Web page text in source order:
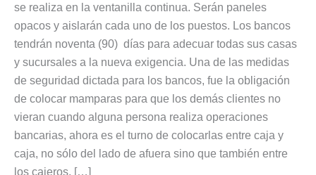
se realiza en la ventanilla continua. Serán paneles
opacos y aislarán cada uno de los puestos. Los bancos
tendrán noventa (90) días para adecuar todas sus casas
y sucursales a la nueva exigencia. Una de las medidas
de seguridad dictada para los bancos, fue la obligación
de colocar mamparas para que los demás clientes no
vieran cuando alguna persona realiza operaciones
bancarias, ahora es el turno de colocarlas entre caja y
caja, no sólo del lado de afuera sino que también entre
los cajeros. […]